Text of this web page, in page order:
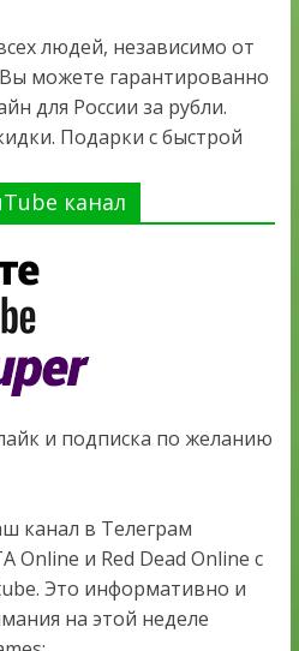
людей, независимо от
можете гарантированно
для России за рубли.
Подарки с быстрой
канал
и подписка по желанию
канал в Телеграм
Online и Red Dead Online с
Это информативно и
на этой неделе